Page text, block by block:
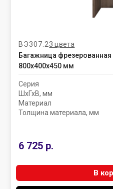
ВЭ307.23 цвета
Багажница
800х400х450 мм
Серия
ШхГхВ, мм
Материал
Толщина материала, мм
6 725 р.
В